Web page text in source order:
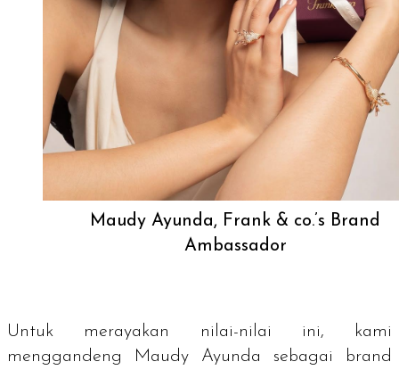
Maudy Ayunda, Frank & co.’s Brand
Ambassador
Untuk merayakan nilai-nilai ini, kami
menggandeng Maudy Ayunda sebagai
brand